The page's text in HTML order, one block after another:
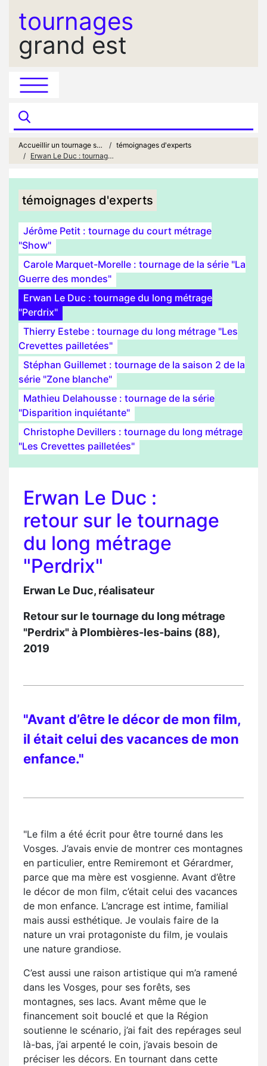
tournages
grand est
Accueillir un tournage sur son territoire
témoignages d'experts
Erwan Le Duc : tournage du long métrage "Perdrix"
témoignages d'experts
Jérôme Petit : tournage du court métrage
"Show"
Carole Marquet-Morelle : tournage de la série "La
Guerre des mondes"
Erwan Le Duc : tournage du long métrage
"Perdrix"
Thierry Estebe : tournage du long métrage "Les
Crevettes pailletées"
Stéphan Guillemet : tournage de la saison 2 de la
série "Zone blanche"
Mathieu Delahousse : tournage de la série
"Disparition inquiétante"
Christophe Devillers : tournage du long métrage
"Les Crevettes pailletées"
Erwan Le Duc :
retour sur le tournage
du long métrage
"Perdrix"
Erwan Le Duc, réalisateur
Retour sur le tournage du long métrage
"Perdrix" à Plombières-les-bains (88),
2019
"Avant d’être le décor de mon film,
il était celui des vacances de mon
enfance."
"Le film a été écrit pour être tourné dans les
Vosges. J’avais envie de montrer ces montagnes
en particulier, entre Remiremont et Gérardmer,
parce que ma mère est vosgienne. Avant d’être
le décor de mon film, c’était celui des vacances
de mon enfance. L’ancrage est intime, familial
mais aussi esthétique. Je voulais faire de la
nature un vrai protagoniste du film, je voulais
une nature grandiose.
C’est aussi une raison artistique qui m’a ramené
dans les Vosges, pour ses forêts, ses
montagnes, ses lacs. Avant même que le
financement soit bouclé et que la Région
soutienne le scénario, j’ai fait des repérages seul
là-bas, j’ai arpenté le coin, j’avais besoin de
préciser les décors. En tournant dans cette